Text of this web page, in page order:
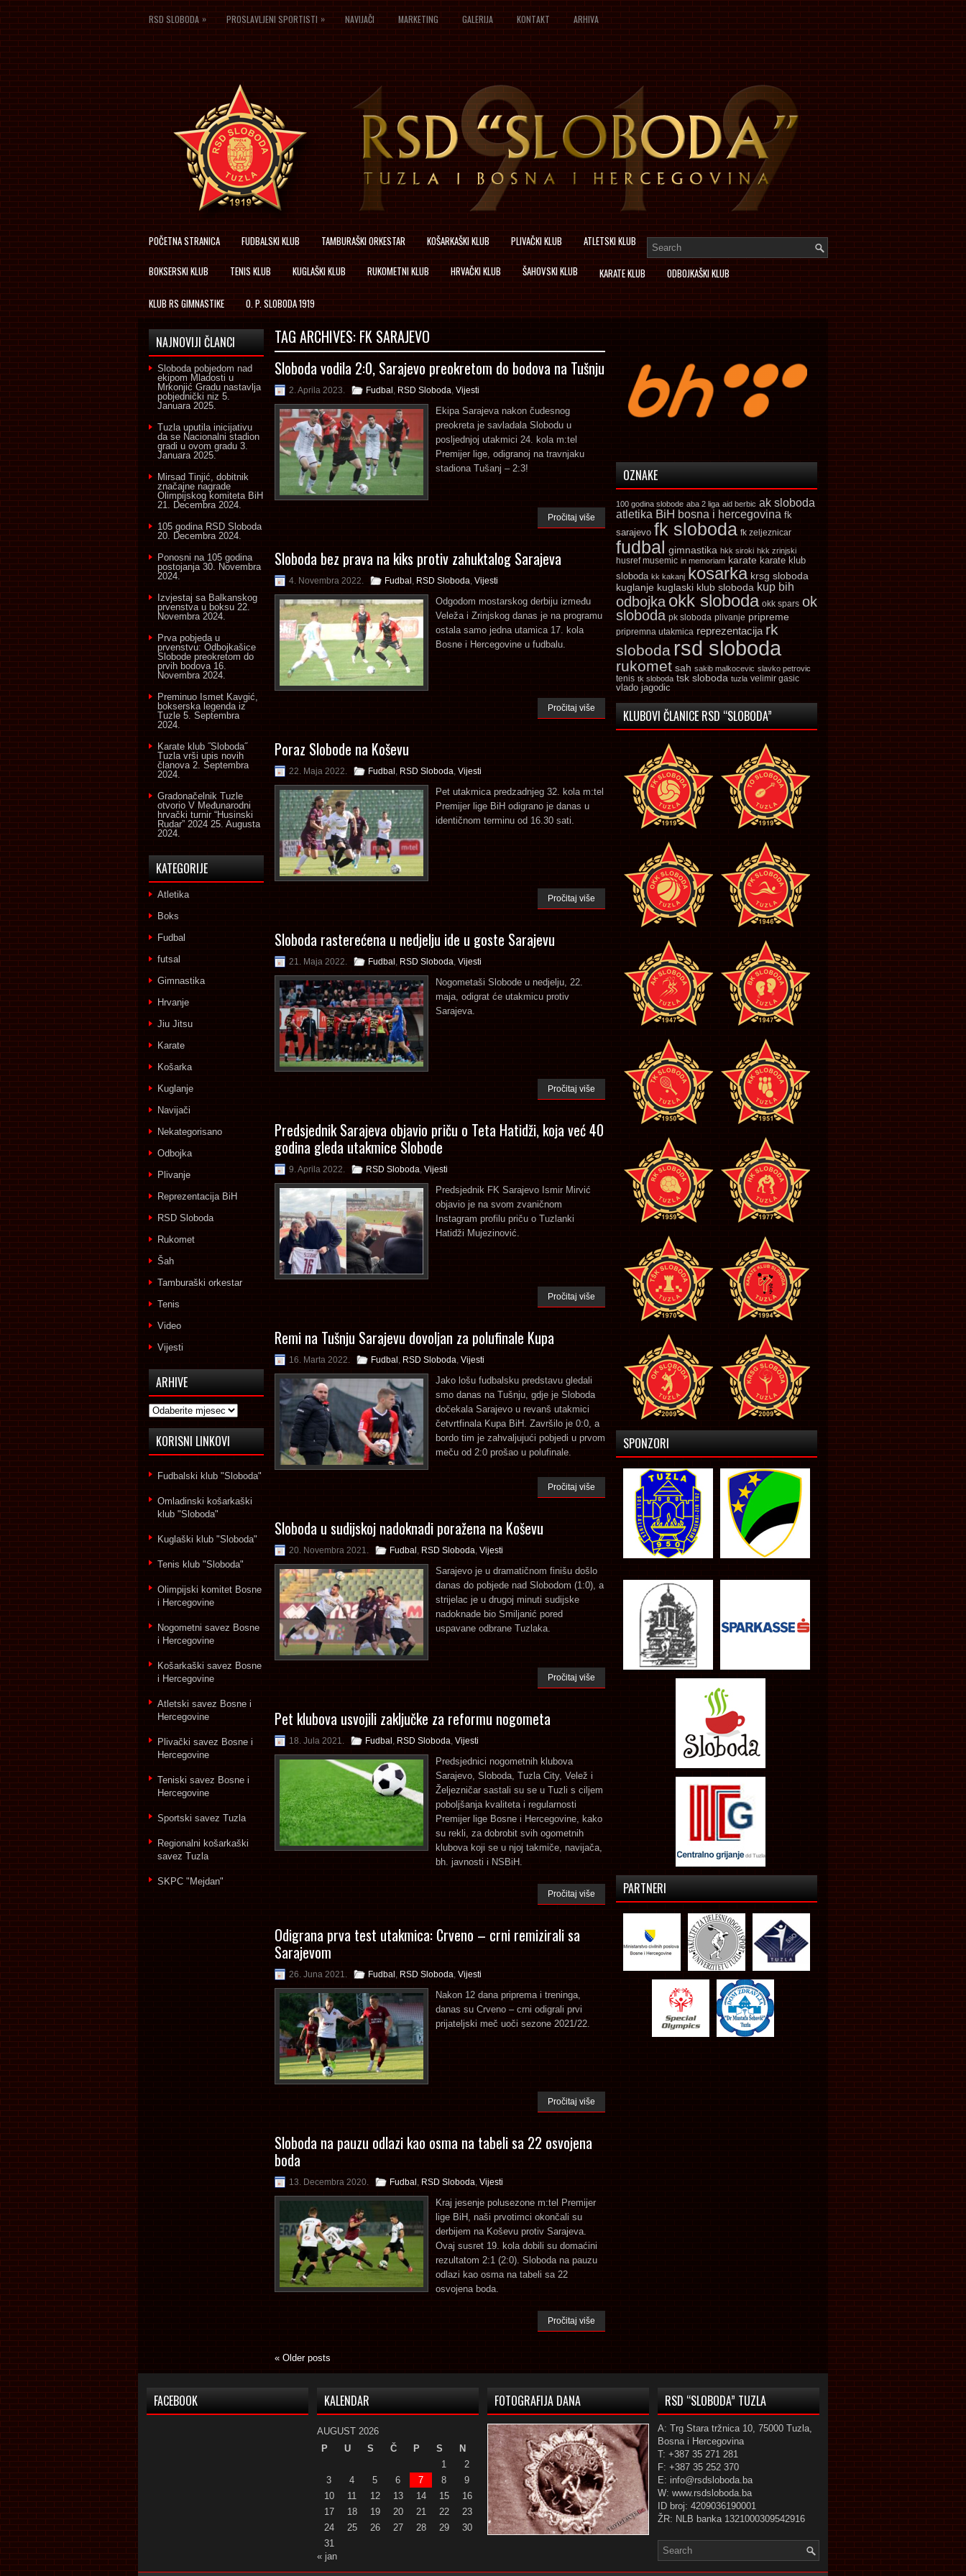
RSD SLOBODA » PROSLAVLJENI SPORTISTI » NAVIJAČI MARKETING GALERIJA KONTAKT ARHIVA
POČETNA STRANICA FUDBALSKI KLUB TAMBURAŠKI ORKESTAR KOŠARKAŠKI KLUB PLIVAČKI KLUB ATLETSKI KLUB
BOKSERSKI KLUB TENIS KLUB KUGLAŠKI KLUB RUKOMETNI KLUB HRVAČKI KLUB ŠAHOVSKI KLUB KARATE KLUB ODBOJKAŠKI KLUB
KLUB RS GIMNASTIKE O. P. SLOBODA 1919
TAG ARCHIVES: FK SARAJEVO
Sloboda vodila 2:0, Sarajevo preokretom do bodova na Tušnju
2. Aprila 2023. Fudbal , RSD Sloboda, Vijesti
Ekipa Sarajeva nakon čudesnog
preokreta je savladala Slobodu u
posljednjoj utakmici 24. kola m:tel
Premijer lige, odigranoj na travnjaku
stadiona Tušanj – 2:3!
Pročitaj više
Sloboda bez prava na kiks protiv zahuktalog Sarajeva
4. Novembra 2022. Fudbal , RSD Sloboda, Vijesti
Odgodom mostarskog derbiju između
Veleža i Zrinjskog danas je na programu
ostala samo jedna utamica 17. kola
Bosne i Hercegovine u fudbalu.
Pročitaj više
Poraz Slobode na Koševu
22. Maja 2022. Fudbal , RSD Sloboda, Vijesti
Pet utakmica predzadnjeg 32. kola m:tel
Premijer lige BiH odigrano je danas u
identičnom terminu od 16.30 sati.
Pročitaj više
Sloboda rasterećena u nedjelju ide u goste Sarajevu
21. Maja 2022. Fudbal , RSD Sloboda, Vijesti
Nogometaši Slobode u nedjelju, 22.
maja, odigrat će utakmicu protiv
Sarajeva.
Pročitaj više
Predsjednik Sarajeva objavio priču o Teta Hatidži, koja već 40
godina gleda utakmice Slobode
9. Aprila 2022. RSD Sloboda, Vijesti
Predsjednik FK Sarajevo Ismir Mirvić
objavio je na svom zvaničnom
Instagram profilu priču o Tuzlanki
Hatidži Mujezinović.
Pročitaj više
Remi na Tušnju Sarajevu dovoljan za polufinale Kupa
16. Marta 2022. Fudbal , RSD Sloboda, Vijesti
Jako lošu fudbalsku predstavu gledali
smo danas na Tušnju, gdje je Sloboda
dočekala Sarajevo u revanš utakmici
četvrtfinala Kupa BiH. Završilo je 0:0, a
bordo tim je zahvaljujući pobjedi u prvom
meču od 2:0 prošao u polufinale.
Pročitaj više
Sloboda u sudijskoj nadoknadi poražena na Koševu
20. Novembra 2021. Fudbal , RSD Sloboda, Vijesti
Sarajevo je u dramatičnom finišu došlo
danas do pobjede nad Slobodom (1:0), a
strijelac je u drugoj minuti sudijske
nadoknade bio Smiljanić pored
uspavane odbrane Tuzlaka.
Pročitaj više
Pet klubova usvojili zaključke za reformu nogometa
18. Jula 2021. Fudbal , RSD Sloboda, Vijesti
Predsjednici nogometnih klubova
Sarajevo, Sloboda, Tuzla City, Velež i
Željezničar sastali su se u Tuzli s ciljem
poboljšanja kvaliteta i regularnosti
Premijer lige Bosne i Hercegovine, kako
su rekli, za dobrobit svih ogometnih
klubova koji se u njoj takmiče, navijača,
bh. javnosti i NSBiH.
Pročitaj više
Odigrana prva test utakmica: Crveno – crni remizirali sa
Sarajevom
26. Juna 2021. Fudbal , RSD Sloboda, Vijesti
Nakon 12 dana priprema i treninga,
danas su Crveno – crni odigrali prvi
prijateljski meč uoči sezone 2021/22.
Pročitaj više
Sloboda na pauzu odlazi kao osma na tabeli sa 22 osvojena
boda
13. Decembra 2020. Fudbal , RSD Sloboda, Vijesti
Kraj jesenje polusezone m:tel Premijer
lige BiH, naši prvotimci okončali su
derbijem na Koševu protiv Sarajeva.
Ovaj susret 19. kola dobili su domaćini
rezultatom 2:1 (2:0). Sloboda na pauzu
odlazi kao osma na tabeli sa 22
osvojena boda.
Pročitaj više
« Older posts
NAJNOVIJI ČLANCI
Sloboda pobjedom nad
ekipom Mladosti u
Mrkonjić Gradu nastavlja
pobjednički niz 5.
Januara 2025.
Tuzla uputila inicijativu
da se Nacionalni stadion
gradi u ovom gradu 3.
Januara 2025.
Mirsad Tinjić, dobitnik
značajne nagrade
Olimpijskog komiteta BiH
21. Decembra 2024.
105 godina RSD Sloboda
20. Decembra 2024.
Ponosni na 105 godina
postojanja 30. Novembra
2024.
Izvjestaj sa Balkanskog
prvenstva u boksu 22.
Novembra 2024.
Prva pobjeda u
prvenstvu: Odbojkašice
Slobode preokretom do
prvih bodova 16.
Novembra 2024.
Preminuo Ismet Kavgić,
bokserska legenda iz
Tuzle 5. Septembra
2024.
Karate klub ˝Sloboda˝
Tuzla vrši upis novih
članova 2. Septembra
2024.
Gradonačelnik Tuzle
otvorio V Međunarodni
hrvački turnir “Husinski
Rudar” 2024 25. Augusta
2024.
KATEGORIJE
Atletika
Boks
Fudbal
futsal
Gimnastika
Hrvanje
Jiu Jitsu
Karate
Košarka
Kuglanje
Navijači
Nekategorisano
Odbojka
Plivanje
Reprezentacija BiH
RSD Sloboda
Rukomet
Šah
Tamburaški orkestar
Tenis
Video
Vijesti
ARHIVE
Arhive
KORISNI LINKOVI
Fudbalski klub "Sloboda"
Omladinski košarkaški
klub "Sloboda"
Kuglaški klub "Sloboda"
Tenis klub "Sloboda"
Olimpijski komitet Bosne
i Hercegovine
Nogometni savez Bosne
i Hercegovine
Košarkaški savez Bosne
i Hercegovine
Atletski savez Bosne i
Hercegovine
Plivački savez Bosne i
Hercegovine
Teniski savez Bosne i
Hercegovine
Sportski savez Tuzla
Regionalni košarkaški
savez Tuzla
SKPC "Mejdan"
OZNAKE
100 godina slobode aba 2 liga aid berbic ak sloboda
atletika BiH bosna i hercegovina fk
sarajevo fk sloboda fk zeljeznicar
fudbal gimnastika hkk siroki hkk zrinjski
husref musemic in memoriam karate karate klub
sloboda kk kakanj kosarka krsg sloboda
kuglanje kuglaski klub sloboda kup bih
odbojka okk sloboda okk spars ok
sloboda pk sloboda plivanje pripreme
pripremna utakmica reprezentacija rk
sloboda rsd sloboda
rukomet sah sakib malkocevic slavko petrovic
tenis tk sloboda tsk sloboda tuzla velimir gasic
vlado jagodic
KLUBOVI ČLANICE RSD “SLOBODA”
SPONZORI
PARTNERI
FACEBOOK KALENDAR
AUGUST 2026
P
U S Č P S
N
1
2
3
4 5 6 7 8
9
10
11 12 13 14 15
16
17
18 19 20 21 22
23
24
25 26 27 28 29
30
31
« jan
FOTOGRAFIJA DANA RSD “SLOBODA” TUZLA
A: Trg Stara tržnica 10, 75000 Tuzla,
Bosna i Hercegovina
T: +387 35 271 281
F: +387 35 252 370
E: info@rsdsloboda.ba
W: www.rsdsloboda.ba
ID broj: 4209036190001
ŽR: NLB banka 1321000309542916